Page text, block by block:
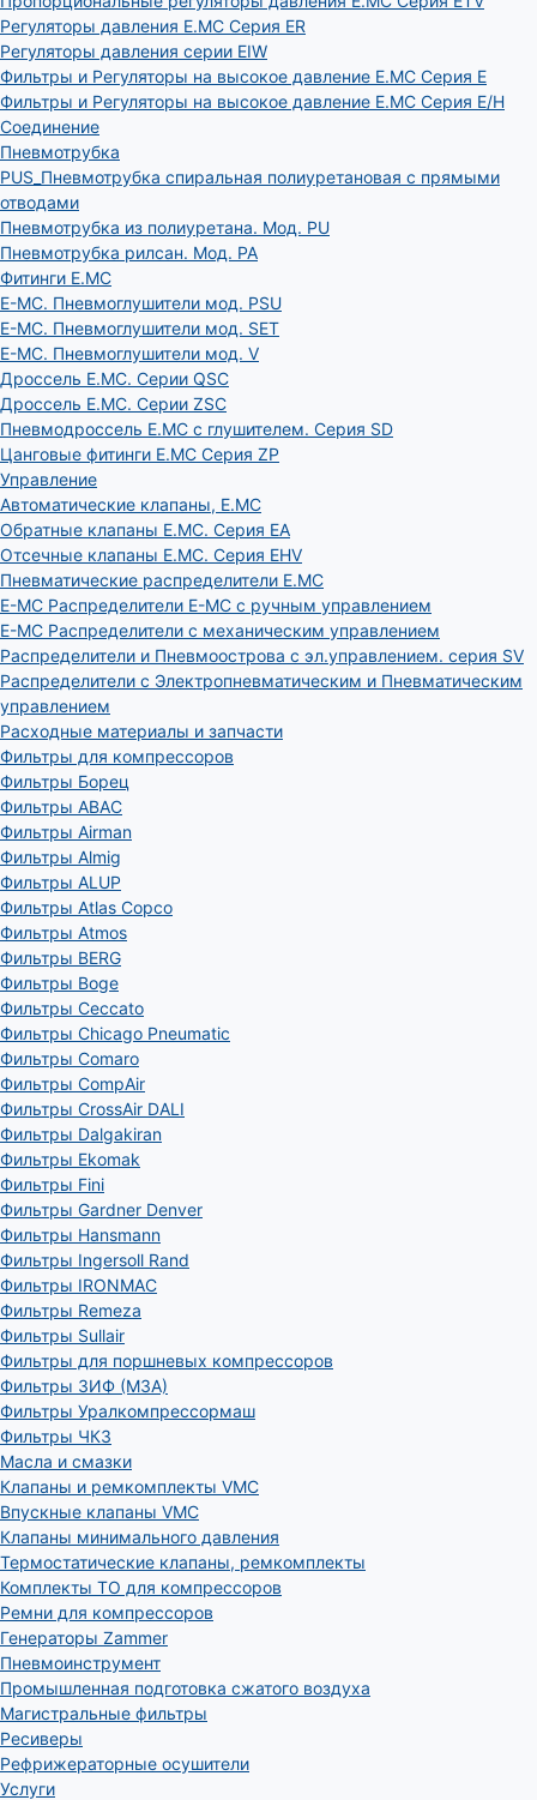
Регуляторы давления E.MC Серия ER
Регуляторы давления серии EIW
Фильтры и Регуляторы на высокое давление E.MC Серия E
Фильтры и Регуляторы на высокое давление E.MC Серия E/H
Соединение
Пневмотрубка
PUS_Пневмотрубка спиральная полиуретановая с прямыми
отводами
Пневмотрубка из полиуретана. Мод. РU
Пневмотрубка рилсан. Мод. PA
Фитинги E.MC
E-MC. Пневмоглушители мод. PSU
E-MC. Пневмоглушители мод. SET
E-MC. Пневмоглушители мод. V
Дроссель E.MC. Серии QSC
Дроссель E.MC. Серии ZSC
Пневмодроссель E.MC с глушителем. Серия SD
Цанговые фитинги E.MC Серия ZP
Управление
Автоматические клапаны, Е.МС
Обратные клапаны E.MC. Серия EA
Отсечные клапаны E.MC. Серия EHV
Пневматические распределители E.MC
E-MC Распределители E-MC с ручным управлением
E-MC Распределители с механическим управлением
Распределители и Пневмоострова с эл.управлением. серия SV
Распределители с Электропневматическим и Пневматическим
управлением
Расходные материалы и запчасти
Фильтры для компрессоров
Фильтры Борец
Фильтры ABAC
Фильтры Airman
Фильтры Almig
Фильтры ALUP
Фильтры Atlas Copco
Фильтры Atmos
Фильтры BERG
Фильтры Boge
Фильтры Ceccato
Фильтры Chicago Pneumatic
Фильтры Comaro
Фильтры CompAir
Фильтры CrossAir DALI
Фильтры Dalgakiran
Фильтры Ekomak
Фильтры Fini
Фильтры Gardner Denver
Фильтры Hansmann
Фильтры Ingersoll Rand
Фильтры IRONMAC
Фильтры Remeza
Фильтры Sullair
Фильтры для поршневых компрессоров
Фильтры ЗИФ (МЗА)
Фильтры Уралкомпрессормаш
Фильтры ЧКЗ
Масла и смазки
Клапаны и ремкомплекты VMC
Впускные клапаны VMC
Клапаны минимального давления
Термостатические клапаны, ремкомплекты
Комплекты ТО для компрессоров
Ремни для компрессоров
Генераторы Zammer
Пневмоинструмент
Промышленная подготовка сжатого воздуха
Магистральные фильтры
Ресиверы
Рефрижераторные осушители
Услуги